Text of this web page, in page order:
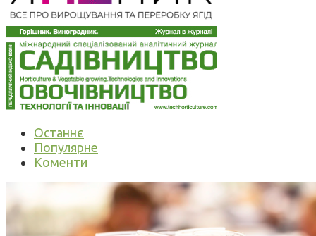
Останнє
Популярне
Коменти